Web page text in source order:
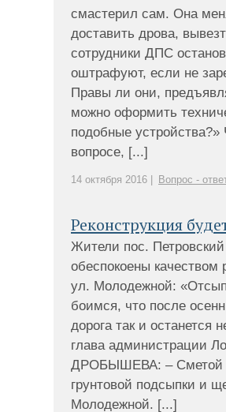
смастерил сам. Она
доставить дрова,
сотрудники ДПС
оштрафуют, если не
Правы ли они,
можно оформить
подобные
вопросе, [...]
14 октября 2016 | Вопрос -
Реконструкция
Жители пос.
обеспокоены качеством
ул. Молодежной:
боимся, что после
дорога так и останется
глава администрации
ДРОБЫШЕВА: – Сметой
грунтовой подсыпки и
Молодежной. [...]